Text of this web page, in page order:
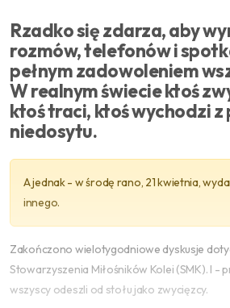
Rzadko się zdarza, aby
rozmów, telefonów i
pełnym zadowoleniem
W realnym świecie ktoś
ktoś traci, ktoś wychodzi z
niedosytu.
A jednak - w środę rano, 21 kwietnia,
innego.
Zakończono wielotygodniowe dyskusje
Stowarzyszenia Miłośników Kolei (SMK). I -
wszyscy odeszli od stołu jako zwycięzcy.